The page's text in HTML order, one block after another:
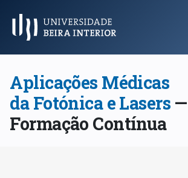
Menu Principal
Aplicações Médicas
da Fotónica e Lasers —
Formação Contínua